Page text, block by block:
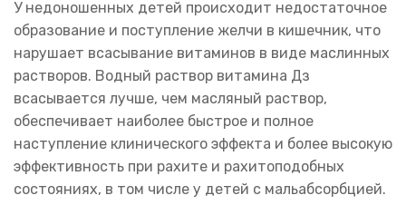
У недоношенных детей происходит недостаточное
образование и поступление желчи в кишечник, что
нарушает всасывание витаминов в виде маслинных
растворов. Водный раствор витамина Дз
всасывается лучше, чем масляный раствор,
обеспечивает наиболее быстрое и полное
наступление клинического эффекта и более высокую
эффективность при рахите и рахитоподобных
состояниях, в том числе у детей с мальабсорбцией.